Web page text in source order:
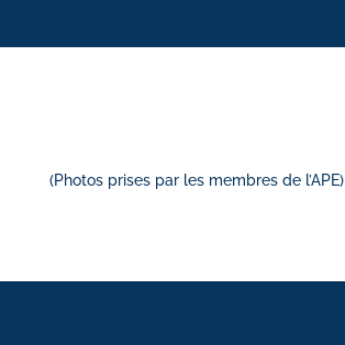
(Photos prises par les membres de l’APE)